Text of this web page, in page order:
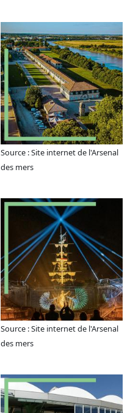
Source : Site internet de l'Arsenal
des mers
Source : Site internet de l'Arsenal
des mers